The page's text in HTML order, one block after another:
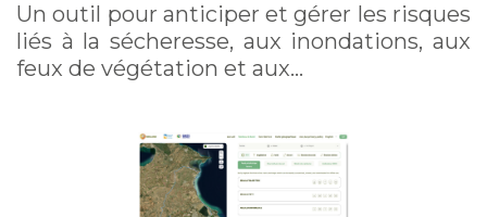
Un outil pour anticiper et gérer les risques
liés à la sécheresse, aux inondations, aux
feux de végétation et aux…